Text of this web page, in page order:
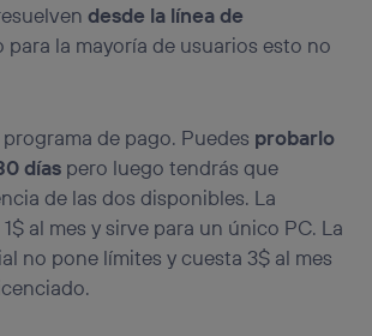
desde la línea de
para la mayoría de usuarios esto no
de pago. Puedes probarlo
días pero luego tendrás que
de las dos disponibles. La
al mes y sirve para un único PC. La
no pone límites y cuesta 3$ al mes